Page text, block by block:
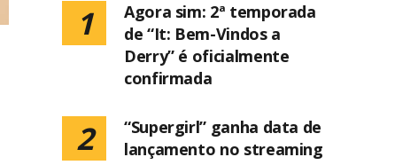
1
Agora sim: 2ª temporada
de “It: Bem-Vindos a
Derry” é oficialmente
confirmada
2
“Supergirl” ganha data de
lançamento no streaming